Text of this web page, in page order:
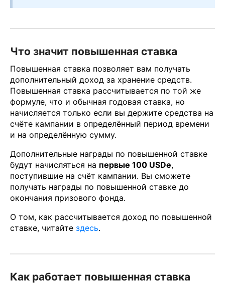
Что значит повышенная ставка
Повышенная ставка позволяет вам получать
дополнительный доход за хранение средств.
Повышенная ставка рассчитывается по той же
формуле, что и обычная годовая ставка, но
начисляется только если вы держите средства на
счёте кампании в определённый период времени
и на определённую сумму.
Дополнительные награды по повышенной ставке
будут начисляться на первые 100 USDe,
поступившие на счёт кампании. Вы сможете
получать награды по повышенной ставке до
окончания призового фонда.
О том, как рассчитывается доход по повышенной
ставке, читайте здесь.
Как работает повышенная ставка